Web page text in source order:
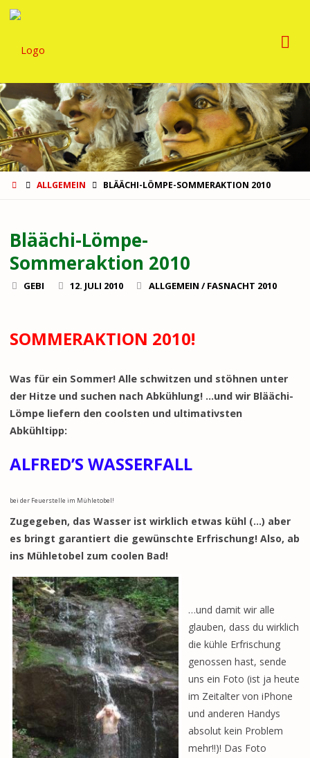
STARTALLGEMEIN BLÄÄCHI-LÖMPE-SOMMERAKTION 2010
Bläächi-Lömpe-
Sommeraktion 2010
GEBI 12. JULI 2010 ALLGEMEIN /FASNACHT 2010
SOMMERAKTION 2010!
Was für ein Sommer! Alle schwitzen und stöhnen unter
der Hitze und suchen nach Abkühlung! …und wir Bläächi-
Lömpe liefern den coolsten und ultimativsten
Abkühltipp:
ALFRED’S WASSERFALL
bei der Feuerstelle im Mühletobel!
Zugegeben, das Wasser ist wirklich etwas kühl (…) aber
es bringt garantiert die gewünschte Erfrischung! Also, ab
ins Mühletobel zum coolen Bad!
…und damit wir alle
glauben, dass du wirklich
die kühle Erfrischung
genossen hast, sende
uns ein Foto (ist ja heute
im Zeitalter von iPhone
und anderen Handys
absolut kein Problem
mehr!!)! Das Foto